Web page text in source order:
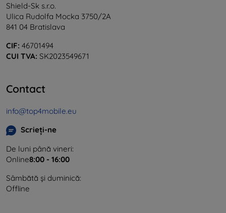
Shield-Sk s.r.o.
Ulica Rudolfa Mocka 3750/2A
841 04 Bratislava
CIF: 46701494
CUI TVA: SK2023549671
Contact
info@top4mobile.eu
Scrieți-ne
De luni până vineri:
Online8:00 - 16:00
Sâmbătă și duminică:
Offline